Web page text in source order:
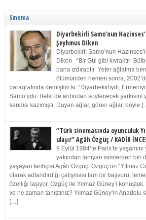
Sinema
Diyarbekirli Samo’nun
Şeyhmus Diken
Diyarbekirli Samo’nun
Diken “Bir Gül gibi kıvraktır
bana ızdıraptır Yeter ağlatma
ölümünden hemen sonra,
paragrafında demiştim ki: “Diyarbekirliydi,
Samo’ydu. Belki de ardından söylenecek şarkısını
kendisi kazımıştı. Duyan ağlar, gören ağlar, böyle
“Türk sinemasında oyunculuk
ulaşır” Agâh Özgüç / KADİR
9 Eylül 1984’te Paris’te
yakından tanıyan isimlerden biri
yaşayan tarihçisi Agâh Özgüç. Özgüç’ün “Yılmaz
olarak adlandırdığı çalışması tam bir başvuru,
özelliği taşıyor. Özgüç ile Yılmaz Güney’i konuştuk.
ve ne zaman tanıştınız? Yılmaz Güney’in
[…]